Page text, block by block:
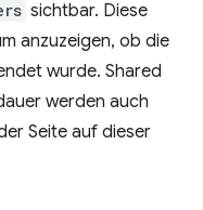
sichtbar. Diese
anzuzeigen, ob die
wurde. Shared
werden auch
Seite auf dieser